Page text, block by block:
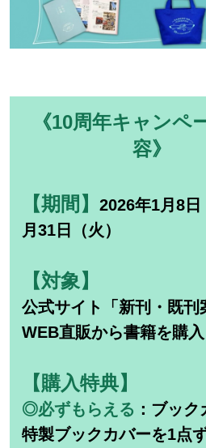
《10周年キャンペ
容》
【期間】
2026年1月8日
月31日（火）
【対象】
公式サイト「新刊・既刊
WEB直販から書籍を購
【購入特典】
◎必ずもらえる ：ブッ
特製ブックカバーを1点